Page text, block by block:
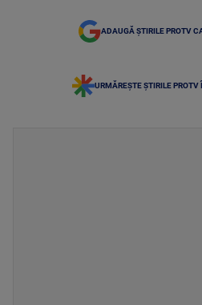
ADAUGĂ ȘTIRILE PROTV
URMĂREȘTE ȘTIRILE PROTV